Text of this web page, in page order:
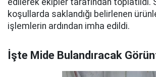
edilerek ekipler tarafından toplatıldı.
koşullarda saklandığı belirlenen
işlemlerin ardından imha edildi.
İşte Mide Bulandıracak